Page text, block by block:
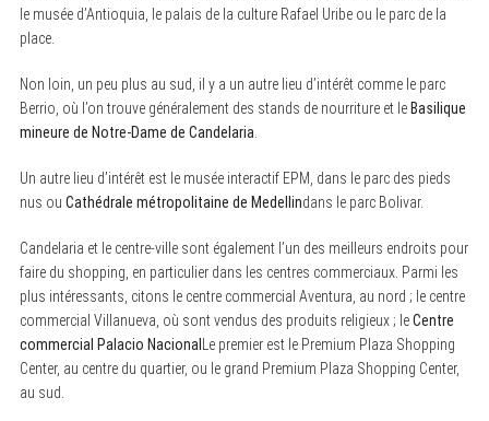
le musée d’Antioquia, le palais de la culture Rafael Uribe ou le parc de la
place.
Non loin, un peu plus au sud, il y a un autre lieu d’intérêt comme le parc
Berrio, où l’on trouve généralement des stands de nourriture et le Basilique
mineure de Notre-Dame de Candelaria
Un autre lieu d’intérêt est le musée interactif EPM, dans le parc des pieds
nus ou Cathédrale métropolitaine de Medellindans le parc Bolivar.
Candelaria et le centre-ville sont également l’un des meilleurs endroits pour
faire du shopping, en particulier dans les centres commerciaux. Parmi les
plus intéressants, citons le centre commercial Aventura, au nord ; le centre
commercial Villanueva, où sont vendus des produits religieux ; leCentre
commercial Palacio Nacional
Le premier est le Premium Plaza Shopping
Center, au centre du quartier, ou le grand Premium Plaza Shopping Center,
au sud.